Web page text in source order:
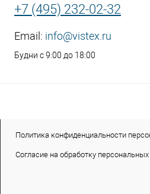
+7 (495) 232-02-32
Email: info@vistex.ru
Будни с 9:00 до 18:00
Политика конфиденциальности
Согласие на обработку